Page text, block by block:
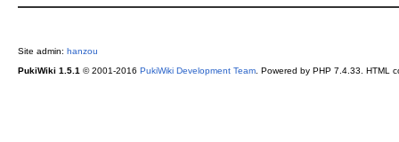
Site admin: hanzou
PukiWiki 1.5.1 © 2001-2016 PukiWiki Development Team. Powered by PHP 7.4.33. HTML